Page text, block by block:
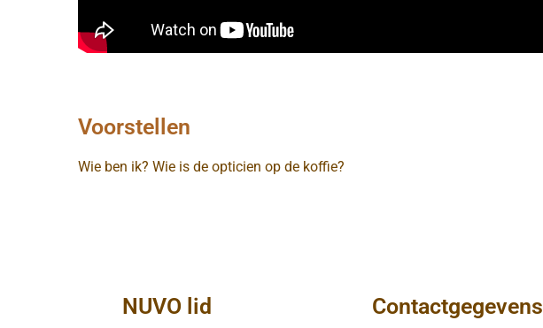
Voorstellen
Wie ben ik? Wie is de opticien op de koffie?
NUVO lid Contactgegevens